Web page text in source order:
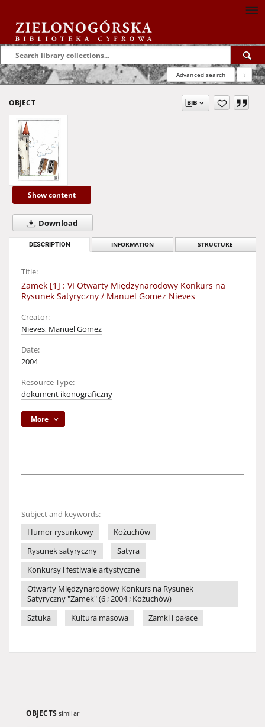
Advanced search ?
OBJECT
Show content
Download
DESCRIPTION INFORMATION STRUCTURE
Title:
Zamek [1] : VI Otwarty Międzynarodowy Konkurs na
Rysunek Satyryczny / Manuel Gomez Nieves
Creator:
Nieves, Manuel Gomez
Date:
2004
Resource Type:
dokument ikonograficzny
More
Subject and keywords:
Humor rysunkowy
Kożuchów
Rysunek satyryczny
Satyra
Konkursy i festiwale artystyczne
Otwarty Międzynarodowy Konkurs na Rysunek
Satyryczny "Zamek" (6 ; 2004 ; Kożuchów)
Sztuka
Kultura masowa Zamki i pałace
OBJECTS similar